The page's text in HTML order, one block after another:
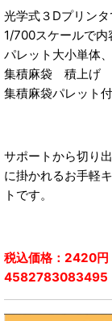
光学式３Dプリン
1/700スケールで内
パレット大小単体
集積麻袋 積上げ
集積麻袋パレット
サポートから切り
に掛かれるお手軽
トです。
税込価格：2420
4582783083495